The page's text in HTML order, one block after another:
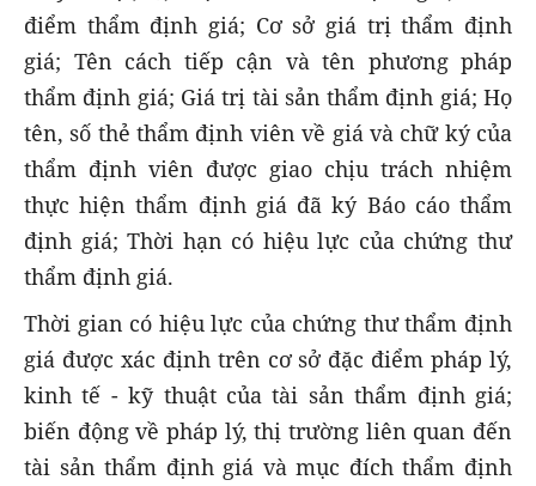
điểm thẩm định giá; Cơ sở giá trị thẩm định
giá; Tên cách tiếp cận và tên phương pháp
thẩm định giá; Giá trị tài sản thẩm định giá; Họ
tên, số thẻ thẩm định viên về giá và chữ ký của
thẩm định viên được giao chịu trách nhiệm
thực hiện thẩm định giá đã ký Báo cáo thẩm
định giá; Thời hạn có hiệu lực của chứng thư
thẩm định giá.
Thời gian có hiệu lực của chứng thư thẩm định
giá được xác định trên cơ sở đặc điểm pháp lý,
kinh tế - kỹ thuật của tài sản thẩm định giá;
biến động về pháp lý, thị trường liên quan đến
tài sản thẩm định giá và mục đích thẩm định